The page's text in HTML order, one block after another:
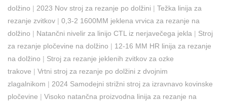
dolžino | 2023 Nov stroj za rezanje po dolžini | Težka linija za
rezanje zvitkov | 0,3-2 1600MM jeklena vrvica za rezanje na
dolžino | Natančni nivelir za linijo CTL iz nerjavečega jekla | Stroj
za rezanje pločevine na dolžino | 12-16 MM HR linija za rezanje
na dolžino | Stroj za rezanje jeklenih zvitkov za ozke
trakove | Vrtni stroj za rezanje po dolžini z dvojnim
zlagalnikom | 2024 Samodejni strižni stroj za izravnavo kovinske
pločevine | Visoko natančna proizvodna linija za rezanje na